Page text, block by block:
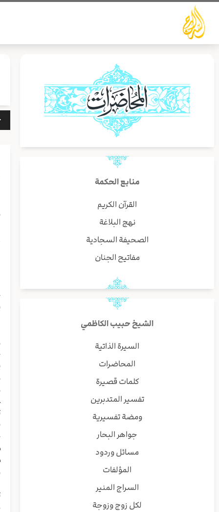
تخطي
المحتوى
منابع الحكمة
القرآن الكريم
نهج البلاغة
الصحيفة السجادية
مفاتيح الجنان
الشيخ حبيب الكاظمي
السيرة الذاتية
المحاضرات
كلمات قصيرة
تفسير المتدبرين
ومضة تفسيرية
جواهر البحار
مسائل وردود
المؤلفات
السراج المنير
لكل زوج وزوجة